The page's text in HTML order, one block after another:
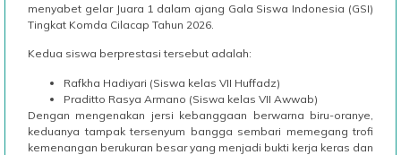
menyabet gelar Juara 1 dalam ajang Gala Siswa Indonesia (GSI)
Tingkat Komda Cilacap Tahun 2026.
Kedua siswa berprestasi tersebut adalah:
Rafkha Hadiyari (Siswa kelas VII Huffadz)
Praditto Rasya Armano (Siswa kelas VII Awwab)
Dengan mengenakan jersi kebanggaan berwarna biru-oranye,
keduanya tampak tersenyum bangga sembari memegang trofi
kemenangan berukuran besar yang menjadi bukti kerja keras dan